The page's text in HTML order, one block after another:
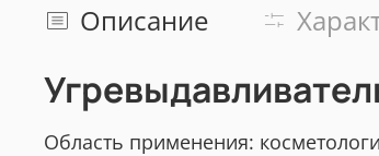
Описание
Область применения: